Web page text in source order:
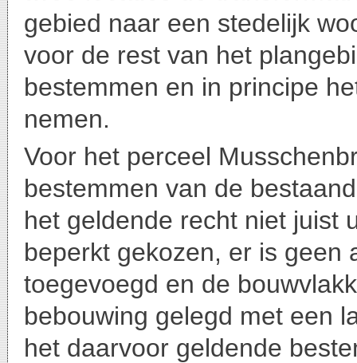
gebied naar een stedelijk
voor de rest van het
bestemmen en in principe
nemen.
Voor het perceel
bestemmen van de
het geldende recht niet juist
beperkt gekozen, er is geen
toegevoegd en de
bebouwing gelegd met een
het daarvoor geldende